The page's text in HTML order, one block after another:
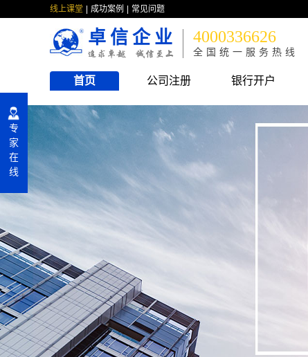
线上课堂 成功案例 常见问题
卓信企业 4000336626
全国统一服务热线
首页 公司注册 银行开户
专
家
在
线